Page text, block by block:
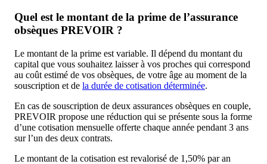
Quel est le montant de la prime de l’assurance
obsèques PREVOIR ?
Le montant de la prime est variable. Il dépend du montant du
capital que vous souhaitez laisser à vos proches qui correspond
au coût estimé de vos obsèques, de votre âge au moment de la
souscription et de la durée de cotisation déterminée.
En cas de souscription de deux assurances obsèques en couple,
PREVOIR propose une réduction qui se présente sous la forme
d’une cotisation mensuelle offerte chaque année pendant 3 ans
sur l’un des deux contrats.
Le montant de la cotisation est revalorisé de 1,50% par an